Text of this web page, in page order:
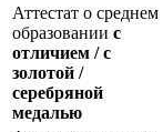
Аттестат о среднем
образовании с
отличием / с
золотой /
серебряной
медалью